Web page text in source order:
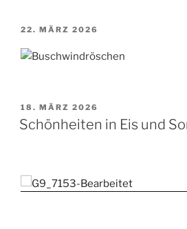
VERÖFFENTLICHT
22. MÄRZ 2026
VERÖFFENTLICHT
AM
18. MÄRZ 2026
Schönheiten in Eis und